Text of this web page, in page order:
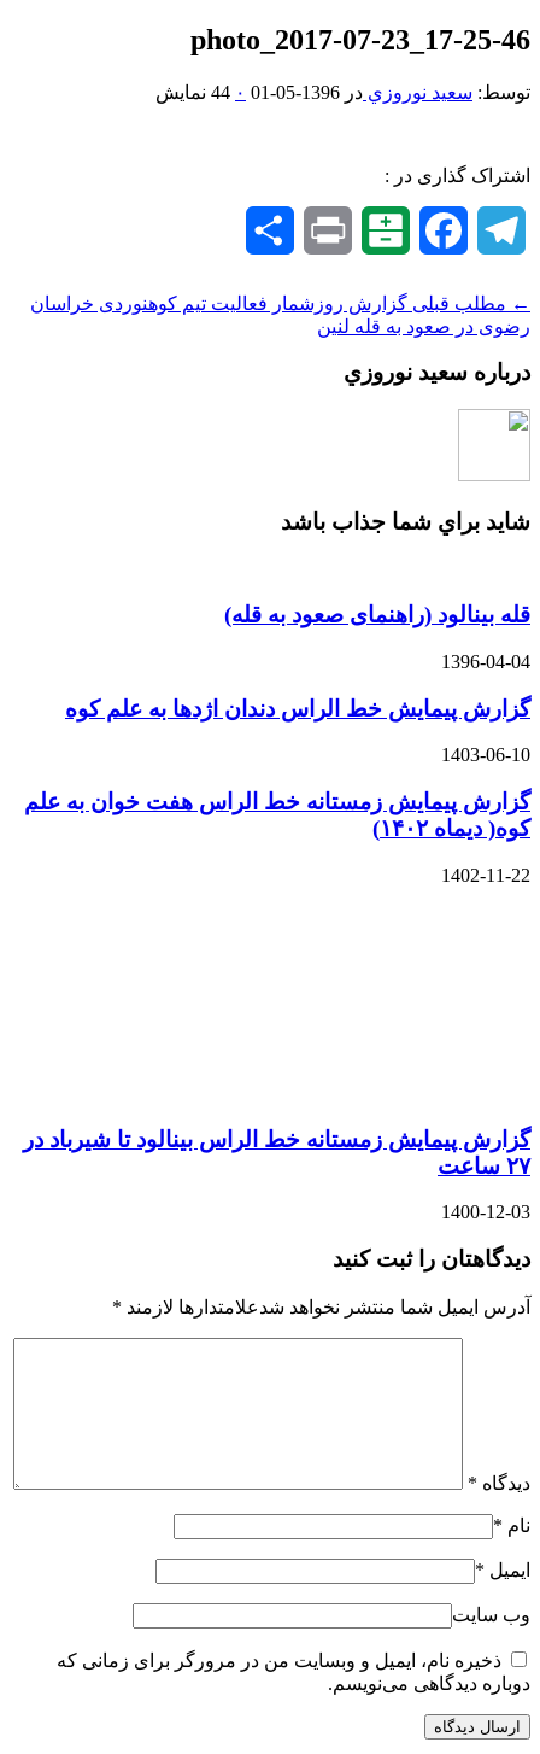
photo_2017-07-23_17-25-46
توسط: سعيد نوروزي در 1396-05-01 ۰ 44 نمایش
اشتراک گذاری در :
Telegram
Facebook
Balatarin
Print
← مطلب قبلی گزارش روزشمار فعالیت تیم کوهنوردی خراسان
رضوی در صعود به قله لنین
درباره سعيد نوروزي
شايد براي شما جذاب باشد
قله بینالود (راهنمای صعود به قله)
1396-04-04
گزارش پیمایش خط الراس دندان اژدها به علم کوه
1403-06-10
گزارش پیمایش زمستانه خط الراس هفت خوان به علم
کوه( دیماه ۱۴۰۲)
1402-11-22
گزارش پیمایش زمستانه خط الراس بینالود تا شیرباد در
۲۷ ساعت
1400-12-03
دیدگاهتان را ثبت کنید
آدرس ایمیل شما منتشر نخواهد شدعلامتدارها لازمند *
دیدگاه *
نام *
ایمیل *
وب سایت
ذخیره نام، ایمیل و وبسایت من در مرورگر برای زمانی که
دوباره دیدگاهی می‌نویسم.